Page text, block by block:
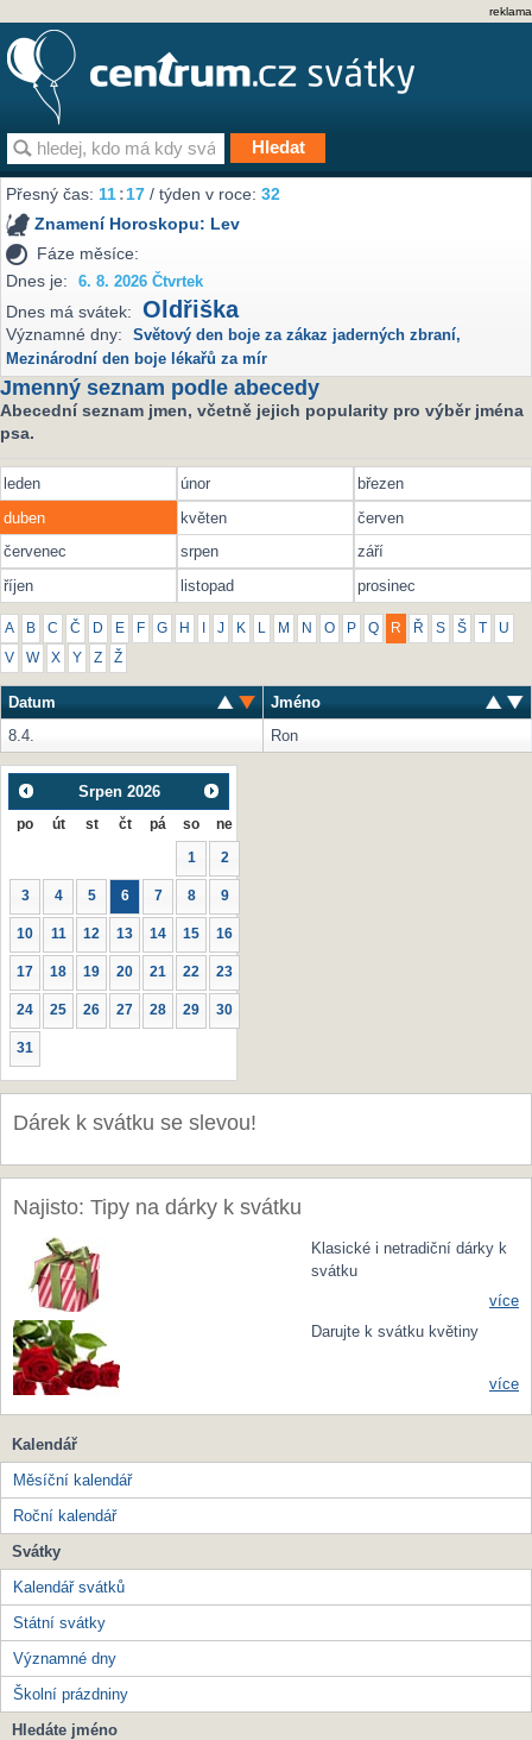
reklama
Přesný čas:11 17 / týden v roce:32
Znamení Horoskopu: Lev
Fáze měsíce:
Dnes je:
6. 8. 2026 Čtvrtek
Dnes má svátek: Oldřiška
Významné dny: Světový den boje za zákaz jaderných zbraní,
Mezinárodní den boje lékařů za mír
Jmenný seznam podle abecedy
Abecední seznam jmen, včetně jejich popularity pro výběr jména
psa.
leden únor
březen
duben
květen
červen
červenec
srpen
září
říjen
listopad prosinec
A B C Č D E F G H J K L M N O P Q R Ř S Š U
V W X Y Z Ž
Datum
Jméno
8.4.
Ron
Srpen 2026
po út st čt pá so ne
1 2
3 4 5 6 7 8 9
10 11 12 13 14 15 16
17 18 19 20 21 22 23
24 25 26 27 28 29 30
31
Dárek k svátku se slevou!
Najisto: Tipy na dárky k svátku
Klasické i netradiční dárky k
svátku
více
Darujte k svátku květiny
více
Kalendář
Měsíční kalendář
Roční kalendář
Svátky
Kalendář svátků
Státní svátky
Významné dny
Školní prázdniny
Hledáte jméno